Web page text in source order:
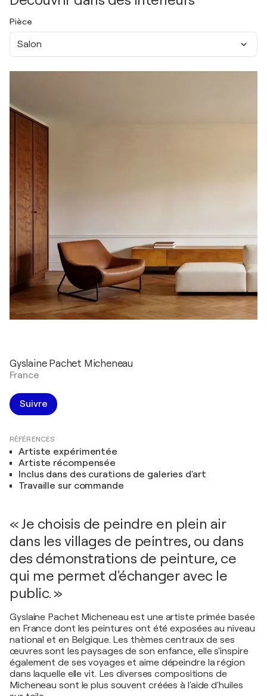
Pièce
Salon
Gyslaine Pachet Micheneau
France
Suivre
RÉFÉRENCES
Artiste expérimentée
Artiste récompensée
Inclus dans des curations de galeries d'art
Travaille sur commande
« Je choisis de peindre en plein air
dans les villages de peintres, ou dans
des démonstrations de peinture, ce
qui me permet d'échanger avec le
public. »
Gyslaine Pachet Micheneau est une artiste primée basée
en France dont les peintures ont été exposées au niveau
national et en Belgique. Les thèmes centraux de ses
œuvres sont les paysages de son enfance, elle s'inspire
également de ses voyages et aime dépeindre la région
dans laquelle elle vit. Les diverses compositions de
Micheneau sont le plus souvent créées à l'aide d'huiles